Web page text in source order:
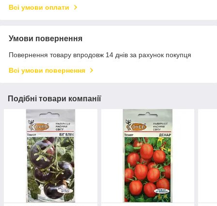
Всі умови оплати
Умови повернення
Повернення товару впродовж 14 днів за рахунок покупця
Всі умови повернення
Подібні товари компанії